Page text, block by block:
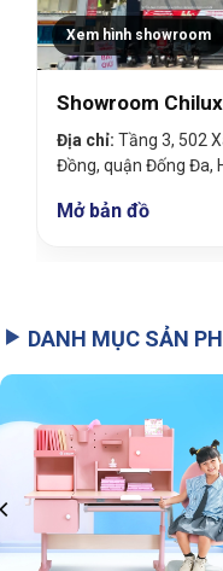
Xem hình showroom
Showroom
Địa chỉ: Tầng 3, 502
Đồng, quận Đống Đa,
Mở bản đồ
DANH MỤC SẢN